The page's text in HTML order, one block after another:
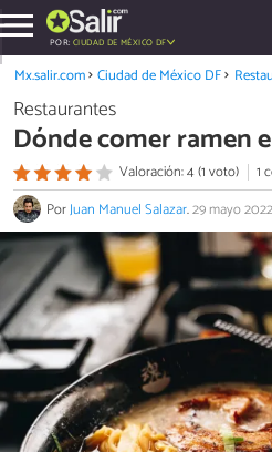
POR: CIUDAD DE MÉXICO DF
Mx.salir.com Ciudad de México DF
Restaurantes
Dónde comer ramen
Valoración: 4 (1 voto)
1
PorJuan Manuel Salazar.29 mayo 2022